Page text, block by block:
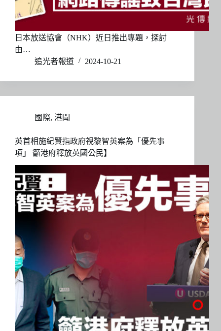
日本放送協會（NHK）近日推出專題，探討
由…
追光者報道
2024-10-21
國際, 港聞
英首相施紀賢指政府視黎智英案為「優先事
項」 籲港府釋放英國公民】